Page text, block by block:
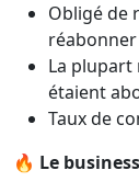
Obligé de
réabonner
La plupart
étaient
Taux de
🔥 Le